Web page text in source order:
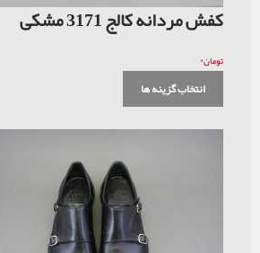
کفش مردانه کالج 3171 مشکی
تومان۰
انتخاب گزینه ها